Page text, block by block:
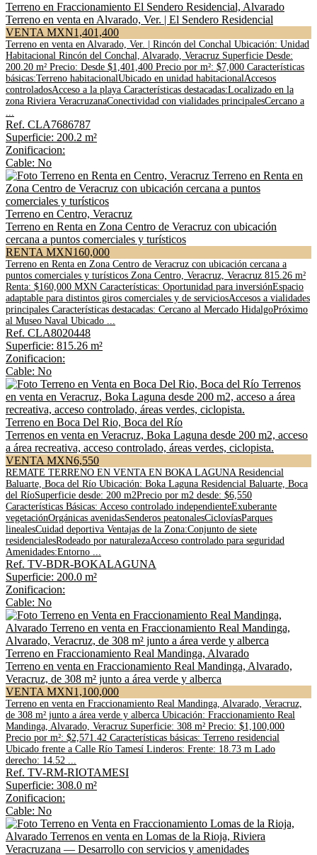
Terreno en Fraccionamiento El Sendero Residencial, Alvarado
Terreno en venta en Alvarado, Ver. | El Sendero Residencial
VENTA MXN1,401,400
Terreno en venta en Alvarado, Ver. | Rincón del Conchal Ubicación: Unidad
Habitacional Rincón del Conchal, Alvarado, Veracruz Superficie Desde:
200.20 m² Precio: Desde $1,401,400 Precio por m²: $7,000 Características
básicas:Terreno habitacionalUbicado en unidad habitacionalAccesos
controladosAcceso a la playa Características destacadas:Localizado en la
zona Riviera VeracruzanaConectividad con vialidades principalesCercano a
...
Ref. CLA7686787
Superficie: 200.2 m²
Zonificacion:
Cable: No
Terreno en Centro, Veracruz
Terreno en Renta en Zona Centro de Veracruz con ubicación
cercana a puntos comerciales y turísticos
RENTA MXN160,000
Terreno en Renta en Zona Centro de Veracruz con ubicación cercana a
puntos comerciales y turísticos Zona Centro, Veracruz, Veracruz 815.26 m²
Renta: $160,000 MXN Características: Oportunidad para inversiónEspacio
adaptable para distintos giros comerciales y de serviciosAccesos a vialidades
principales Características destacadas: Cercano al Mercado HidalgoPróximo
al Museo Naval Ubicado ...
Ref. CLA8020448
Superficie: 815.26 m²
Zonificacion:
Cable: No
Terreno en Boca Del Rio, Boca del Río
Terrenos en venta en Veracruz, Boka Laguna desde 200 m2, acceso
a área recreativa, acceso controlado, áreas verdes, ciclopista.
VENTA MXN6,550
REMATE TERRENO EN VENTA EN BOKA LAGUNA Residencial
Baluarte, Boca del Río Ubicación: Boka Laguna Residencial Baluarte, Boca
del RíoSuperficie desde: 200 m2Precio por m2 desde: $6,550
Características Básicas: Acceso controlado independienteExuberante
vegetaciónOrgánicas avenidasSenderos peatonalesCiclovíasParques
linealesCuidad deportiva Ventajas de la Zona:Conjunto de siete
residencialesRodeado por naturalezaAcceso controlado para seguridad
Amenidades:Entorno ...
Ref. TV-BDR-BOKALAGUNA
Superficie: 200.0 m²
Zonificacion:
Cable: No
Terreno en Fraccionamiento Real Mandinga, Alvarado
Terreno en venta en Fraccionamiento Real Mandinga, Alvarado,
Veracruz, de 308 m² junto a área verde y alberca
VENTA MXN1,100,000
Terreno en venta en Fraccionamiento Real Mandinga, Alvarado, Veracruz,
de 308 m² junto a área verde y alberca Ubicación: Fraccionamiento Real
Mandinga, Alvarado, Veracruz Superficie: 308 m² Precio: $1,100,000
Precio por m²: $2,571.42 Características básicas: Terreno residencial
Ubicado frente a Calle Río Tamesí Linderos: Frente: 18.73 m Lado
derecho: 14.52 ...
Ref. TV-RM-RIOTAMESI
Superficie: 308.0 m²
Zonificacion:
Cable: No